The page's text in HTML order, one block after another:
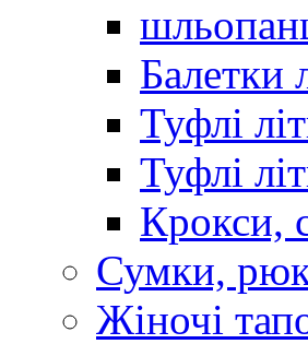
Балетки
Туфлі
Туфлі
Крокси,
Сумки,
Жіночі